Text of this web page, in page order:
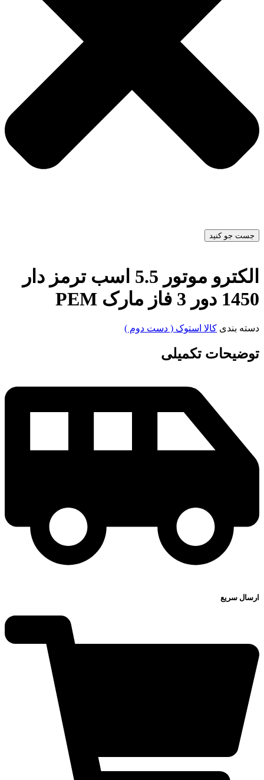
جست جو کنید
الکترو موتور 5.5 اسب ترمز دار
1450 دور 3 فاز مارک PEM
دسته بندی کالا استوک ( دست دوم )
توضیحات تکمیلی
ارسال سریع